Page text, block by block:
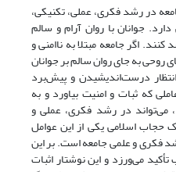
در رشد فکری، عملی، تکنیکی،
جوانان با روان آرام و سالم
اگر جامعه مبتلا به ناامنی و
به جای روان سالم بر جوانان
درست‌اندیشیدن و پیش‌برد
که ثبات و امنیت بیاورد و به
می‌تواند در رشد فکری، عملی و
اسلامی یکی از این عوامل
فکری و علمی جامعه است. بر این
می‌ورزد و این نوشتار اثبات